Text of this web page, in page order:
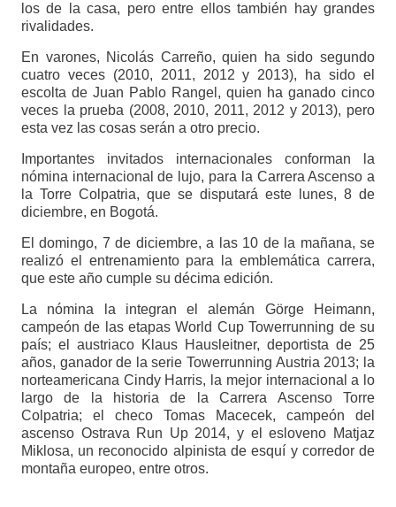
los de la casa, pero entre ellos también hay grandes
rivalidades.
En varones, Nicolás Carreño, quien ha sido segundo
cuatro veces (2010, 2011, 2012 y 2013), ha sido el
escolta de Juan Pablo Rangel, quien ha ganado cinco
veces la prueba (2008, 2010, 2011, 2012 y 2013), pero
esta vez las cosas serán a otro precio.
Importantes invitados internacionales conforman la
nómina internacional de lujo, para la Carrera Ascenso a
la Torre Colpatria, que se disputará este lunes, 8 de
diciembre, en Bogotá.
El domingo, 7 de diciembre, a las 10 de la mañana, se
realizó el entrenamiento para la emblemática carrera,
que este año cumple su décima edición.
La nómina la integran el alemán Görge Heimann,
campeón de las etapas World Cup Towerrunning de su
país; el austriaco Klaus Hausleitner, deportista de 25
años, ganador de la serie Towerrunning Austria 2013; la
norteamericana Cindy Harris, la mejor internacional a lo
largo de la historia de la Carrera Ascenso Torre
Colpatria; el checo Tomas Macecek, campeón del
ascenso Ostrava Run Up 2014, y el esloveno Matjaz
Miklosa, un reconocido alpinista de esquí y corredor de
montaña europeo, entre otros.